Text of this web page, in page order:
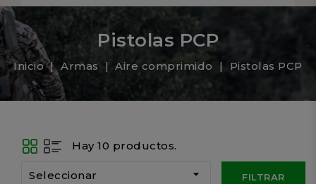
Pistolas PCP
Inicio Armas Aire comprimido Pistolas PCP
Hay 10 productos.
Seleccionar  FILTRAR